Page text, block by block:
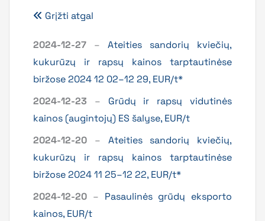
Grįžti atgal
2024-12-27 – Ateities sandorių kviečių,
kukurūzų ir rapsų kainos tarptautinėse
biržose 2024 12 02–12 29, EUR/t*
2024-12-23 – Grūdų ir rapsų vidutinės
kainos (augintojų) ES šalyse, EUR/t
2024-12-20 – Ateities sandorių kviečių,
kukurūzų ir rapsų kainos tarptautinėse
biržose 2024 11 25–12 22, EUR/t*
2024-12-20 – Pasaulinės grūdų eksporto
kainos, EUR/t